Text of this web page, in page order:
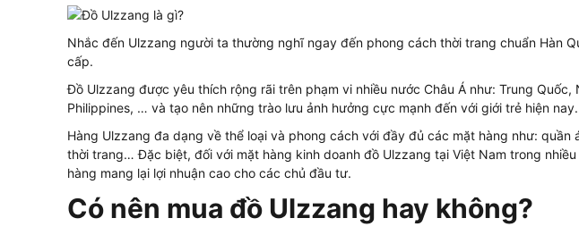
Nhắc đến Ulzzang người ta thường nghĩ ngay đến phong cách thời trang chuẩn Hàn
cấp.
Đồ Ulzzang được yêu thích rộng rãi trên phạm vi nhiều nước Châu Á như: Trung Quốc,
Philippines, … và tạo nên những trào lưu ảnh hưởng cực mạnh đến với giới trẻ hiện nay.
Hàng Ulzzang đa dạng về thể loại và phong cách với đầy đủ các mặt hàng như: quần
thời trang… Đặc biệt, đối với mặt hàng kinh doanh đồ Ulzzang tại Việt Nam trong
hàng mang lại lợi nhuận cao cho các chủ đầu tư.
Có nên mua đồ Ulzzang hay không?